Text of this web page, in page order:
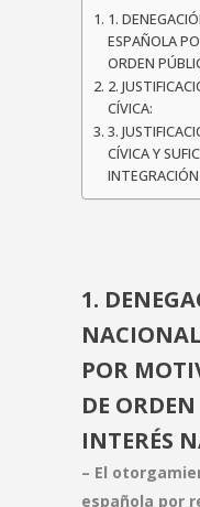
1.
ESPAÑOLA
ORDEN
2.
CÍVICA:
3.
CÍVICA Y
1.
POR
DE
INTERÉS
– El
española por